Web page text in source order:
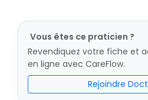
Vous êtes ce praticien ?
Revendiquez votre fiche et
en ligne avec CareFlow.
Rejoindre